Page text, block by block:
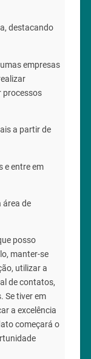
destacando
empresas
processos
a partir de
e entre em
área de
posso
manter-se
utilizar a
de contatos,
Se tiver em
a excelência
começará o